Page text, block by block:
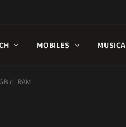
MOBILES MUSICA
di RAM